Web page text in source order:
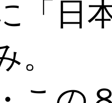
「日
。